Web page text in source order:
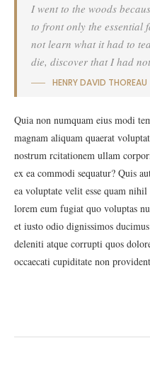
I went to the woods
to front only the essential
not learn what it had to
die, discover that I had
HENRY DAVID THOREAU
Quia non numquam eius modi
magnam aliquam quaerat
nostrum rcitationem ullam
ex ea commodi sequatur? Quis
ea voluptate velit esse quam
lorem eum fugiat quo voluptas
et iusto odio dignissimos
deleniti atque corrupti quos
occaecati cupiditate non